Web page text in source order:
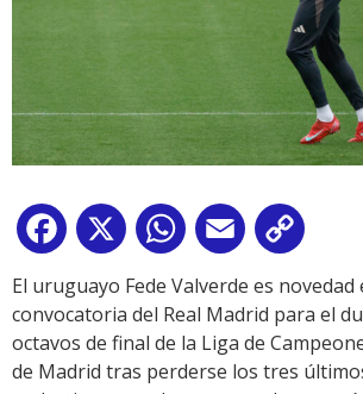
Facebook
X WhatsApp
Email
Link
El uruguayo Fede Valverde es novedad
convocatoria del Real Madrid para el
octavos de final de la Liga de
de Madrid tras perderse los tres